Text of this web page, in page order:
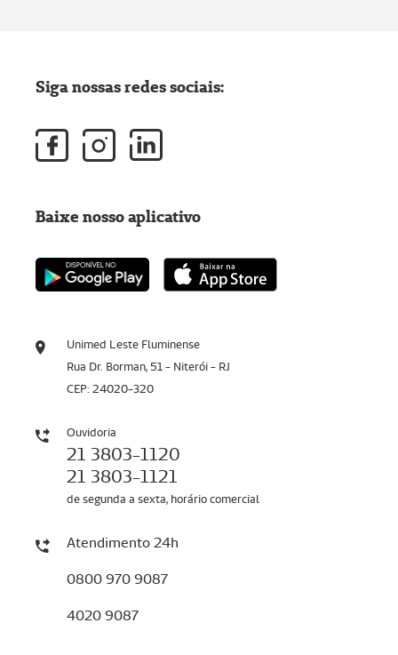
Unimed Leste Fluminense
Rua Dr. Borman, 51 - Niterói - RJ
CEP: 24020-320
Ouvidoria
21 3803-1120
21 3803-1121
de segunda a sexta, horário comercial
Atendimento 24h
0800 970 9087
4020 9087
Siga nossas redes sociais:
Baixe nosso aplicativo